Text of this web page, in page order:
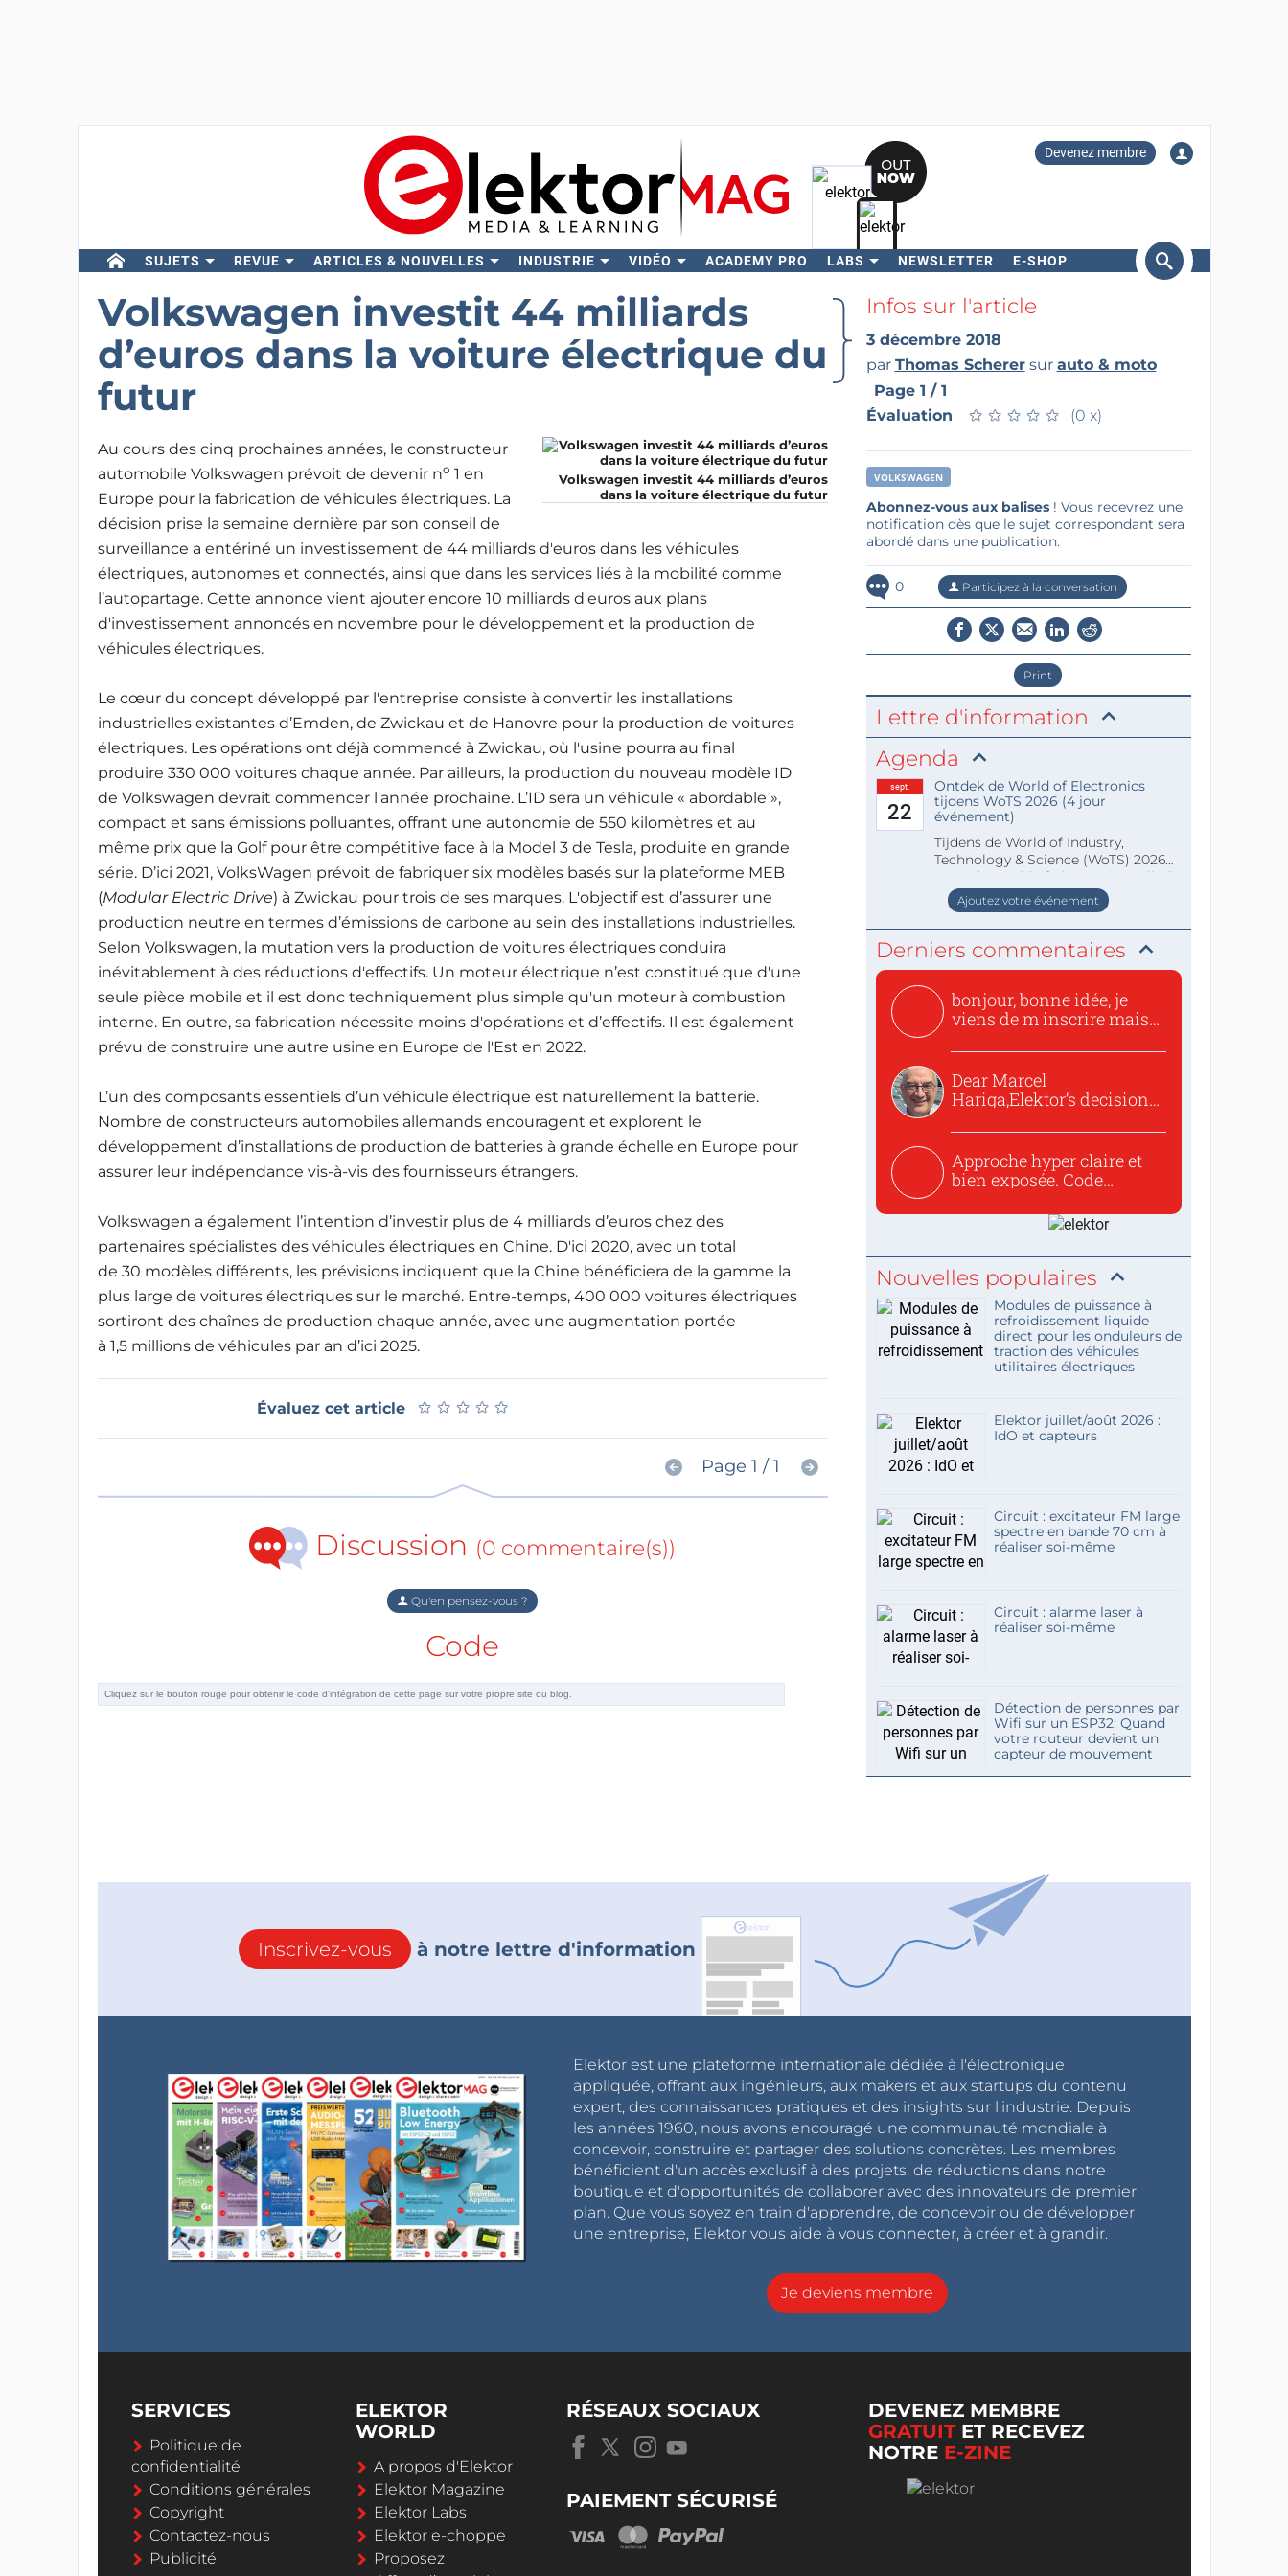
Devenez membre
SUJETS REVUE ARTICLES & NOUVELLES INDUSTRIE VIDÉO ACADEMY PRO LABS NEWSLETTER E-SHOP
Rechercher
Volkswagen investit 44 milliards
d’euros dans la voiture électrique du
futur
Volkswagen investit 44 milliards d’euros
dans la voiture électrique du futur
Au cours des cinq prochaines années, le constructeur
automobile Volkswagen prévoit de devenir no 1 en
Europe pour la fabrication de véhicules électriques. La
décision prise la semaine dernière par son conseil de
surveillance a entériné un investissement de 44 milliards d'euros dans les véhicules
électriques, autonomes et connectés, ainsi que dans les services liés à la mobilité comme
l’autopartage. Cette annonce vient ajouter encore 10 milliards d'euros aux plans
d'investissement annoncés en novembre pour le développement et la production de
véhicules électriques.
Le cœur du concept développé par l'entreprise consiste à convertir les installations
industrielles existantes d’Emden, de Zwickau et de Hanovre pour la production de voitures
électriques. Les opérations ont déjà commencé à Zwickau, où l'usine pourra au final
produire 330 000 voitures chaque année. Par ailleurs, la production du nouveau modèle ID
de Volkswagen devrait commencer l'année prochaine. L’ID sera un véhicule « abordable »,
compact et sans émissions polluantes, offrant une autonomie de 550 kilomètres et au
même prix que la Golf pour être compétitive face à la Model 3 de Tesla, produite en grande
série. D’ici 2021, VolksWagen prévoit de fabriquer six modèles basés sur la plateforme MEB
(Modular Electric Drive) à Zwickau pour trois de ses marques. L'objectif est d’assurer une
production neutre en termes d’émissions de carbone au sein des installations industrielles.
Selon Volkswagen, la mutation vers la production de voitures électriques conduira
inévitablement à des réductions d'effectifs. Un moteur électrique n’est constitué que d'une
seule pièce mobile et il est donc techniquement plus simple qu'un moteur à combustion
interne. En outre, sa fabrication nécessite moins d'opérations et d’effectifs. Il est également
prévu de construire une autre usine en Europe de l'Est en 2022.
L’un des composants essentiels d’un véhicule électrique est naturellement la batterie.
Nombre de constructeurs automobiles allemands encouragent et explorent le
développement d’installations de production de batteries à grande échelle en Europe pour
assurer leur indépendance vis-à-vis des fournisseurs étrangers.
Volkswagen a également l’intention d’investir plus de 4 milliards d’euros chez des
partenaires spécialistes des véhicules électriques en Chine. D'ici 2020, avec un total
de 30 modèles différents, les prévisions indiquent que la Chine bénéficiera de la gamme la
plus large de voitures électriques sur le marché. Entre-temps, 400 000 voitures électriques
sortiront des chaînes de production chaque année, avec une augmentation portée
à 1,5 millions de véhicules par an d’ici 2025.
Évaluez cet article ★ ★ ★ ★ ★
★ ★ ★ ★ ★
Page 1 / 1
Discussion (0 commentaire(s))
Qu'en pensez-vous ?
Code
Infos sur l'article
3 décembre 2018
par Thomas Scherersur auto & moto
Page 1 / 1
Évaluation
★ ★ ★ ★ ★
★ ★ ★ ★ ★ (0 x)
VOLKSWAGEN
Abonnez-vous aux balises! Vous recevrez une
notification dès que le sujet correspondant sera
abordé dans une publication.
0 Participez à la conversation
Print
Lettre d'information
Agenda
sept.
22
Ontdek de World of Electronics
tijdens WoTS 2026 (4 jour
événement)
Tijdens de World of Industry,
Technology & Science (WoTS) 2026
staat de World of Electronics volledi
Ajoutez votre événement
Derniers commentaires
bonjour, bonne idée, je
viens de m inscrire mais
Dear Marcel
Hariga,Elektor’s decision
Approche hyper claire et
bien exposée. Code
Nouvelles populaires
Modules de puissance à
refroidissement liquide
direct pour les onduleurs de
traction des véhicules
utilitaires électriques
Elektor juillet/août 2026 :
IdO et capteurs
Circuit : excitateur FM large
spectre en bande 70 cm à
réaliser soi-même
Circuit : alarme laser à
réaliser soi-même
Détection de personnes par
Wifi sur un ESP32: Quand
votre routeur devient un
capteur de mouvement
Inscrivez-vous à notre lettre d'information
Elektor est une plateforme internationale dédiée à l'électronique
appliquée, offrant aux ingénieurs, aux makers et aux startups du contenu
expert, des connaissances pratiques et des insights sur l'industrie. Depuis
les années 1960, nous avons encouragé une communauté mondiale à
concevoir, construire et partager des solutions concrètes. Les membres
bénéficient d'un accès exclusif à des projets, de réductions dans notre
boutique et d'opportunités de collaborer avec des innovateurs de premier
plan. Que vous soyez en train d'apprendre, de concevoir ou de développer
une entreprise, Elektor vous aide à vous connecter, à créer et à grandir.
Je deviens membre
SERVICES
Politique de
confidentialité
Conditions générales
Copyright
Contactez-nous
Publicité
ELEKTOR
WORLD
A propos d'Elektor
Elektor Magazine
Elektor Labs
Elektor e-choppe
Proposez
RÉSEAUX SOCIAUX
PAIEMENT SÉCURISÉ
DEVENEZ MEMBRE
GRATUITET RECEVEZ
NOTRE E-ZINE